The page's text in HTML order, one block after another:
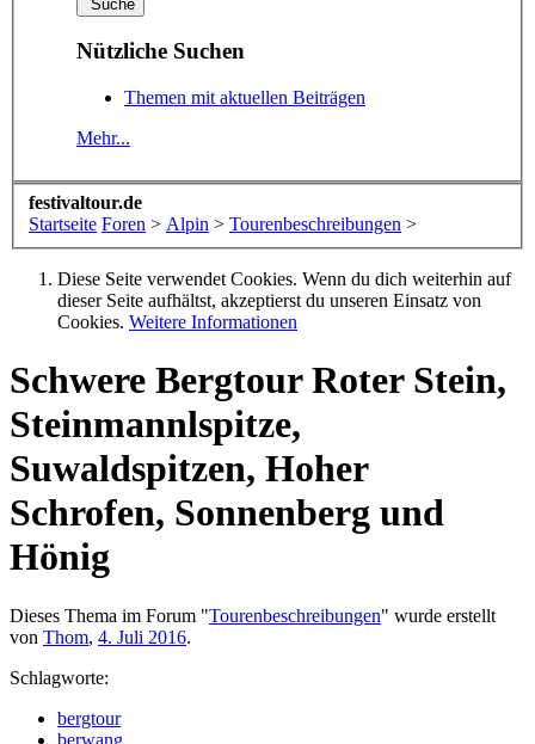
Nützliche Suchen
Themen mit aktuellen Beiträgen
Mehr...
festivaltour.de
Startseite Foren > Alpin > Tourenbeschreibungen >
Diese Seite verwendet Cookies. Wenn du dich weiterhin auf
dieser Seite aufhältst, akzeptierst du unseren Einsatz von
Cookies. Weitere Informationen
Schwere BergtourRoter Stein,
Steinmannlspitze,
Suwaldspitzen, Hoher
Schrofen, Sonnenberg und
Hönig
Dieses Thema im Forum "Tourenbeschreibungen" wurde erstellt
von Thom, 4. Juli 2016.
Schlagworte:
bergtour
berwang